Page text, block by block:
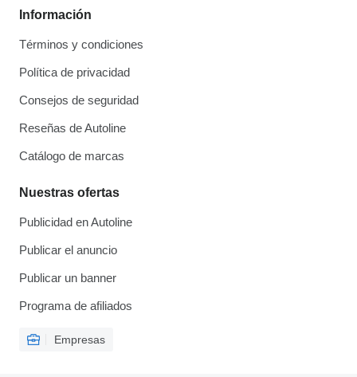
Información
Términos y condiciones
Política de privacidad
Consejos de seguridad
Reseñas de Autoline
Catálogo de marcas
Nuestras ofertas
Publicidad en Autoline
Publicar el anuncio
Publicar un banner
Programa de afiliados
Empresas